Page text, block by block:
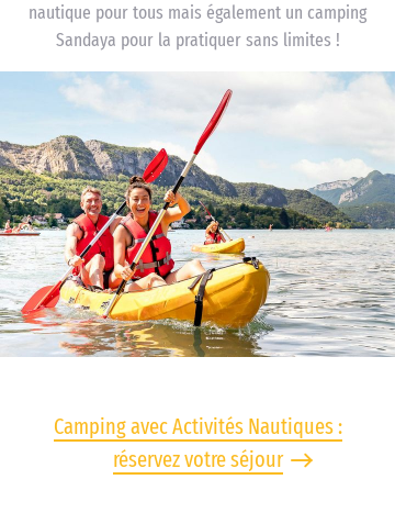
nautique pour tous mais également un camping
Sandaya pour la pratiquer sans limites !
Camping avec Activités Nautiques :
réservez votre séjour